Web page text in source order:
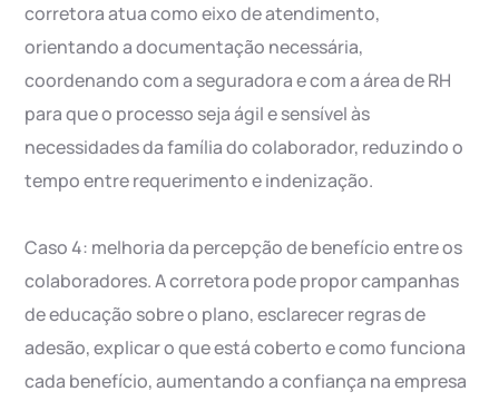
corretora atua como eixo de atendimento,
orientando a documentação necessária,
coordenando com a seguradora e com a área de RH
para que o processo seja ágil e sensível às
necessidades da família do colaborador, reduzindo o
tempo entre requerimento e indenização.
Caso 4: melhoria da percepção de benefício entre os
colaboradores. A corretora pode propor campanhas
de educação sobre o plano, esclarecer regras de
adesão, explicar o que está coberto e como funciona
cada benefício, aumentando a confiança na empresa